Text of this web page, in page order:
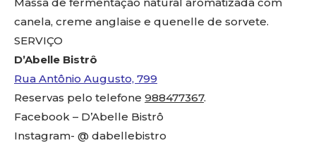
canela, creme anglaise e quenelle de sorvete.
SERVIÇO
D’Abelle Bistrô
Rua Antônio Augusto, 799
Reservas pelo telefone 988477367.
Facebook – D’Abelle Bistrô
Instagram- @ dabellebistro